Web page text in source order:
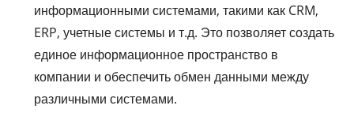
информационными системами, такими как CRM,
ERP, учетные системы и т.д. Это позволяет создать
единое информационное пространство в
компании и обеспечить обмен данными между
различными системами.